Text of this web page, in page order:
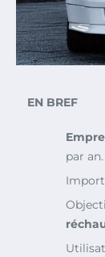
EN BREF
par an.